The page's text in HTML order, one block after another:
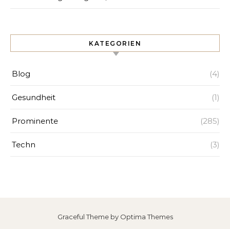
KATEGORIEN
Blog (4)
Gesundheit (1)
Prominente (285)
Techn (3)
Graceful Theme by Optima Themes